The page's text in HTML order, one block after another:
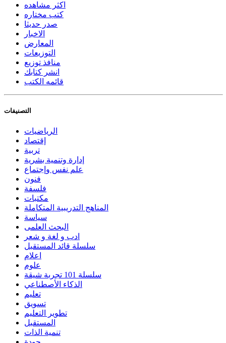
اكثر مشاهده
كتب مختاره
صدر حديثا
الاخبار
المعارض
التوزيعات
منافذ توزيع
انشر كتابك
قائمه الكتب
التصنيفات
الرياضيات
إقتصاد
تربية
إدارة وتنمية بشرية
علم نفس وإجتماع
فنون
فلسفة
مكتبات
المناهج التدريبية المتكاملة
سياسة
البحث العلمى
ادب و لغة و شعر
سلسلة قائد المستقبل
اعلام
علوم
سلسلة 101 تجربة شيقة
الذكاء الأصطناعي
تعليم
تسويق
تطوير التعليم
المستقبل
تنمية الذات